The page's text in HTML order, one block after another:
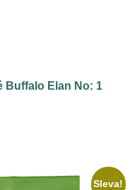
Buffalo Elan No: 1
Sleva!